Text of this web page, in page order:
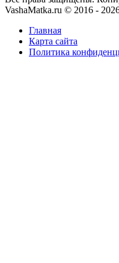
VashaMatka.ru © 2016 -
Главная
Карта сайта
Политика